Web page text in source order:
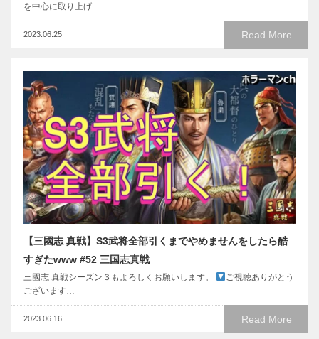
を中心に取り上げ…
Read More
2023.06.25
【三國志 真戦】S3武将全部引くまでやめませんをしたら酷
すぎたwww #52 三国志真戦
三國志 真戦シーズン３もよろしくお願いします。
ご視聴ありがとう
ございます…
Read More
2023.06.16